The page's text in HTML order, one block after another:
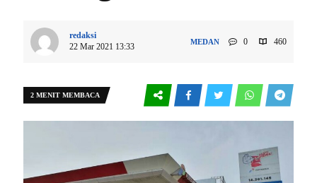
redaksi
22 Mar 2021 13:33
MEDAN 0 460
2 MENIT MEMBACA